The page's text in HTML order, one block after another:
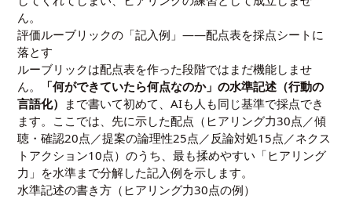
ん。
評価ルーブリックの「記入例」——配点表を採点シートに
落とす
ルーブリックは配点表を作った段階ではまだ機能しませ
ん。
「何ができていたら何点なのか」の水準記述（行動の
言語化） まで書いて初めて、AIも人も同じ基準で採点でき
ます。ここでは、先に示した配点（ヒアリング力30点／傾
聴・確認20点／提案の論理性25点／反論対処15点／ネクス
トアクション10点）のうち、最も揉めやすい「ヒアリング
力」を水準まで分解した記入例を示します。
水準記述の書き方（ヒアリング力30点の例）